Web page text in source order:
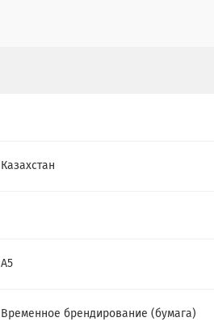
Казахстан
А5
Временное брендирование (бумага)